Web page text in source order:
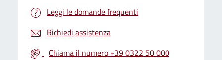
Leggi le domande frequenti
Richiedi assistenza
Chiama il numero +39 0322 50 000